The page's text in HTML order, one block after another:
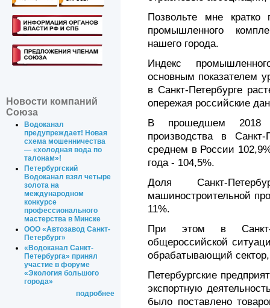
Новости компаний
Союза
Водоканал
предупреждает! Новая
схема мошенничества
— «холодная вода по
талонам»!
Петербургский
Водоканал взял четыре
золота на
международном
конкурсе
профессионального
мастерства в Минске
ООО «Автозавод Санкт-
Петербург»
«Водоканал Санкт-
Петербурга» принял
участие в форуме
«Экология большого
города»
подробнее
Позвольте мне кратко
промышленного
нашего города.
Индекс
основным показателем
в Санкт-Петербурге
опережая российские
В прошедшем 2018
производства в
среднем в России
года - 104,5%.
Доля Санкт-
машиностроительной
11%.
При этом в Санкт-
общероссийской
обрабатывающий
Петербургские
экспортную
было поставлено